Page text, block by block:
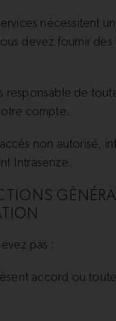
nécessitent
devez fournir des
responsable de
compte.
non autorisé,
Intrasenze.
pas :
accord ou